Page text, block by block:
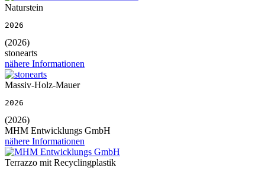
Naturstein
2026
(2026)
stonearts
nähere Informationen
Massiv-Holz-Mauer
2026
(2026)
MHM Entwicklungs GmbH
nähere Informationen
Terrazzo mit Recyclingplastik